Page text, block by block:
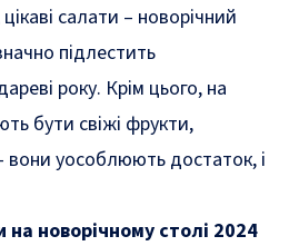
салати – новорічний
підлестить
року. Крім цього, на
бути свіжі фрукти,
уособлюють достаток, і
на новорічному столі 2024